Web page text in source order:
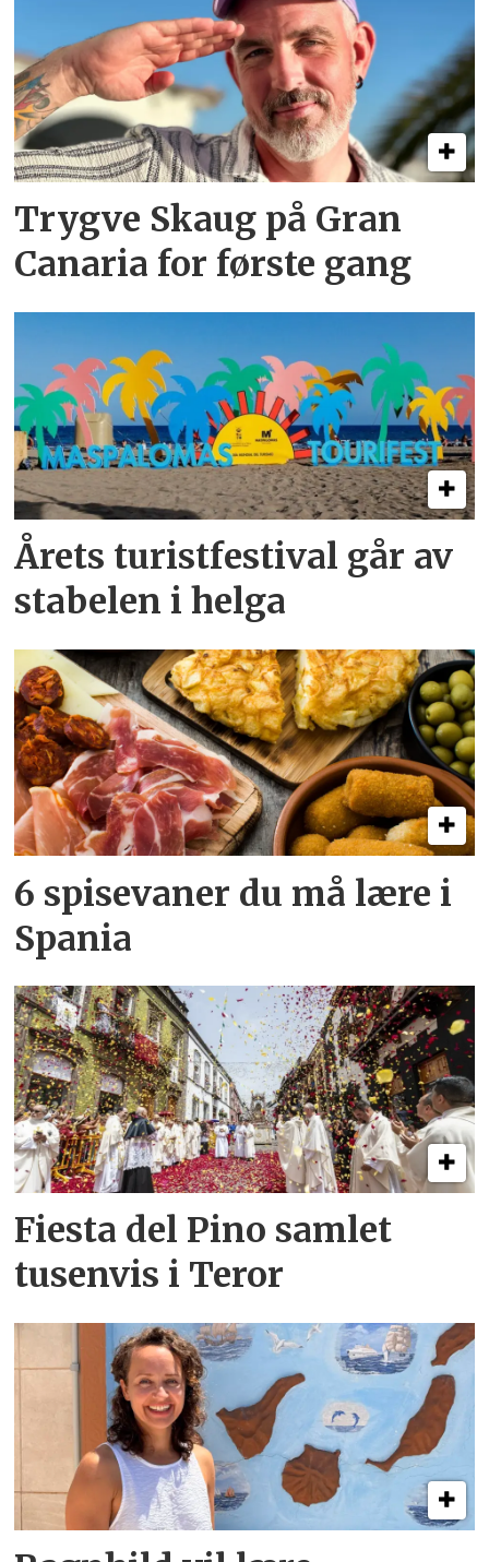
Trygve Skaug på Gran
Canaria for første gang
Årets turistfestival går av
stabelen i helga
6 spisevaner du må lære i
Spania
Fiesta del Pino samlet
tusenvis i Teror